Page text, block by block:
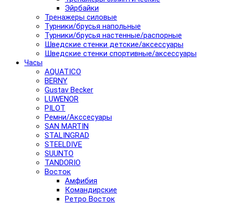
Эйрбайки
Тренажеры силовые
Турники/брусья напольные
Турники/брусья настенные/распорные
Шведские стенки детские/аксессуары
Шведские стенки спортивные/аксессуары
Часы
AQUATICO
BERNY
Gustav Becker
LUWENOR
PILOT
Pемни/Акссесуары
SAN MARTIN
STALINGRAD
STEELDIVE
SUUNTO
TANDORIO
Восток
Амфибия
Командирские
Ретро Восток